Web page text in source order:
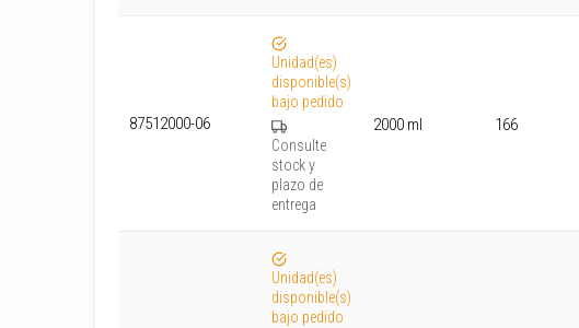
87512000-06
Unidad(es)
disponible(s)
bajo pedido
Consulte
stock y
plazo de
entrega
2000 ml 166
Unidad(es)
disponible(s)
bajo pedido